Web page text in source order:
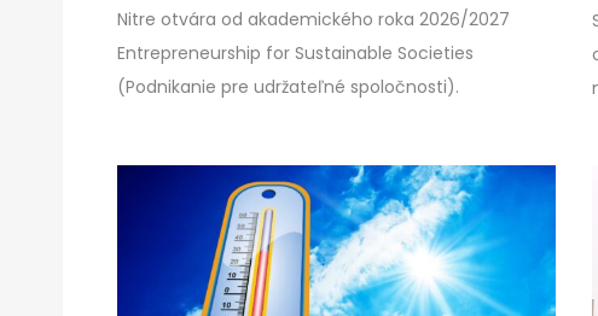
Nitre otvára od akademického roka 2026/2027
Entrepreneurship for Sustainable Societies
(Podnikanie pre udržateľné spoločnosti).